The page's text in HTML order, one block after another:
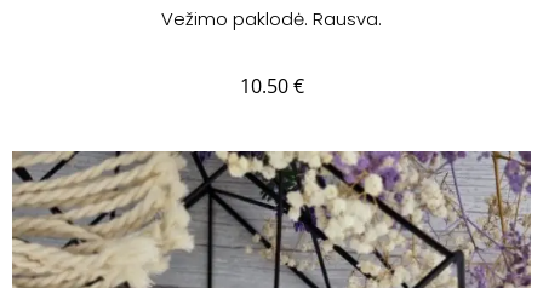
Vežimo paklodė. Rausva.
10.50€